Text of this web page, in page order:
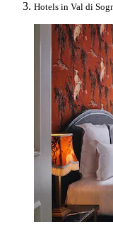
Hotels in Val di